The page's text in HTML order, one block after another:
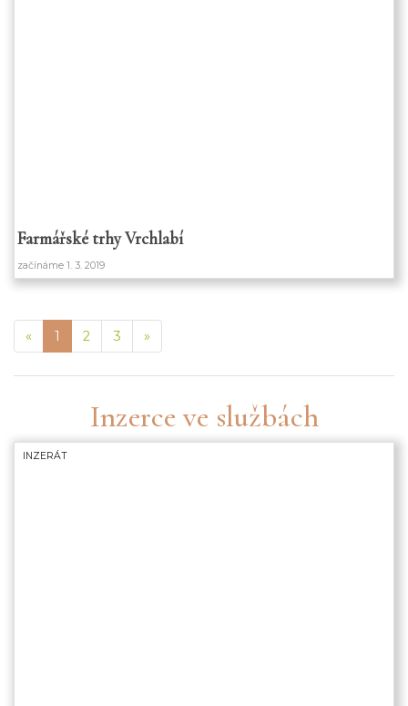
Farmářské trhy Vrchlabí
začínáme 1. 3. 2019
«Previous
1 2 3 »
Inzerce ve službách
INZERÁT